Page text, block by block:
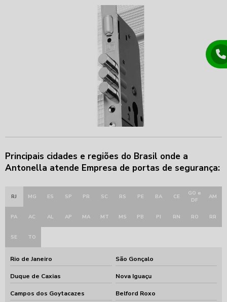
Principais cidades e regiões do Brasil onde a
Antonella atende Empresa de portas de segurança:
RJ MG ES SP PR SC RS PE BA CE
GO e
DF
AM
PA AC AL AP MA MT MS PB PI RN RO RR
SE TO
Rio de Janeiro São Gonçalo
Duque de Caxias Nova Iguaçu
Campos dos Goytacazes Belford Roxo